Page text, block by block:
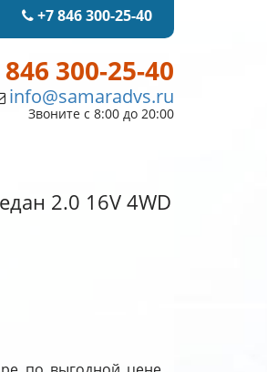
+7 846 300-25-40
300-25-40
info@samaradvs.ru
Звоните с 8:00 до 20:00
2.0 16V 4WD